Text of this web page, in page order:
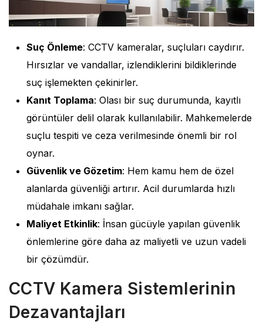
Suç Önleme: CCTV kameralar, suçluları caydırır.
Hırsızlar ve vandallar, izlendiklerini bildiklerinde
suç işlemekten çekinirler.
Kanıt Toplama: Olası bir suç durumunda, kayıtlı
görüntüler delil olarak kullanılabilir. Mahkemelerde
suçlu tespiti ve ceza verilmesinde önemli bir rol
oynar.
Güvenlik ve Gözetim: Hem kamu hem de özel
alanlarda güvenliği artırır. Acil durumlarda hızlı
müdahale imkanı sağlar.
Maliyet Etkinlik: İnsan gücüyle yapılan güvenlik
önlemlerine göre daha az maliyetli ve uzun vadeli
bir çözümdür.
CCTV Kamera Sistemlerinin
Dezavantajları